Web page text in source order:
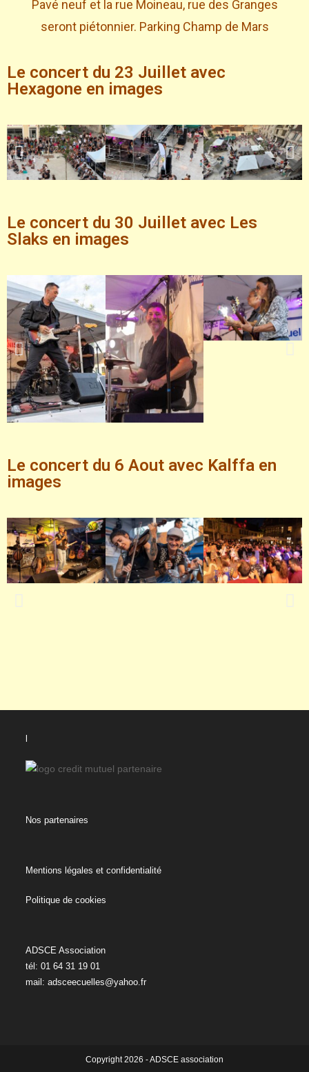
Pavé neuf et la rue Moineau, rue des Granges
seront piétonnier. Parking Champ de Mars
Le concert du 23 Juillet avec
Hexagone en images
Le concert du 30 Juillet avec Les
Slaks en images
Le concert du 6 Aout avec Kalffa en
images
Nos partenaires
Mentions légales et confidentialité
Politique de cookies
ADSCE Association
tél: 01 64 31 19 01
mail:adsceecuelles@yahoo.fr
Copyright 2026 - ADSCE association